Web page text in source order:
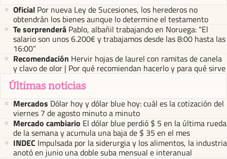
Oficial Por nueva Ley de Sucesiones, los herederos no
obtendrán los bienes aunque lo determine el testamento
Te sorprenderá Pablo, albañil trabajando en Noruega: “El
salario son unos 6.200€ y trabajamos desde las 8:00 hasta las
16:00”
Recomendación Hervir hojas de laurel con ramitas de canela
y clavo de olor | Por qué recomiendan hacerlo y para qué sirve
Últimas noticias
Mercados Dólar hoy y dólar blue hoy: cuál es la cotización del
viernes 7 de agosto minuto a minuto
Mercado cambiario El dólar blue perdió $ 5 en la última rueda
de la semana y acumula una baja de $ 35 en el mes
INDEC Impulsada por la siderurgia y los alimentos, la industria
anotó en junio una doble suba mensual e interanual